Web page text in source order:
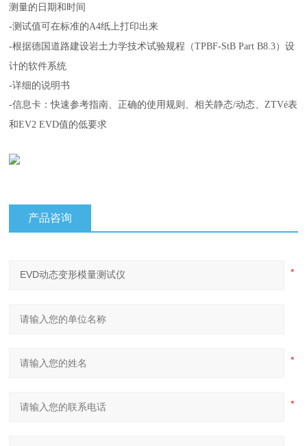
测量的日期和时间
-测试值可在标准的A4纸上打印出来
-根据德国道路建设岩土力学技术试验规程（TPBF-StB Part B8.3）设
计的软件系统
-详细的说明书
-信息卡：快速参考指南、正确的使用规则、相关静态/动态、 ZTVé表
和EV2 EVD值的低要求
产品咨询